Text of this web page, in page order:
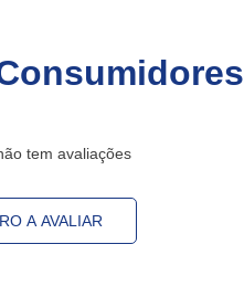
tem avaliações
A AVALIAR